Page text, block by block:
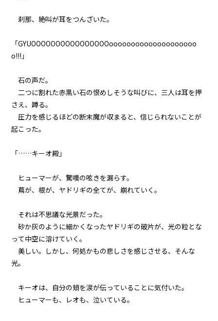
刹那、絶叫が耳をつんざいた。
「GYUOOOOOOOOOOOOOOOOoooooooooooooooooooo
o!!!」
石の声だ。
二つに割れた赤黒い石の恨めしそうな叫びに、三人は耳を押
さえ、蹲る。
圧力を感じるほどの断末魔が収まると、信じられないことが
起こった。
「……キーオ殿」
ヒューマーが、驚嘆の呟きを漏らす。
蔦が、根が、ヤドリギの全てが、崩れていく。
それは不思議な光景だった。
砂か灰のように細かくなったヤドリギの破片が、光の粒とな
って中空に溶けていく。
美しい。しかし、何処かもの悲しさを感じさせる、そんな
光。
キーオは、自分の頬を涙が伝っていることに気付いた。
ヒューマーも、レオも、泣いている。